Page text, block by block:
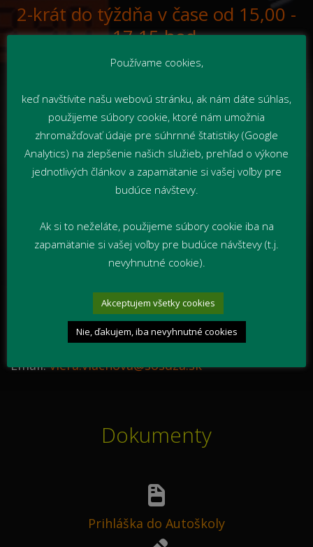
2-krát do týždňa v čase od 15,00 -
17,15 hod.
Praktický výcvik zabezpečujeme na šiestich
Cenník (platné od 01.02.2026):
vodičský kurz skupiny „B“ –650 €(700 €pre
žiakov iných SŠ)
premávky)-10 € + kolok
opravná skúška za VMV (vedenie
motorového vozidla) - 20 € + kolok
kondičná jazda – jedna vyučovacia hod. –
041/202 8850,žiadajte klapku
Viera Vlachová) alebo0910 793 582
07,00 - 15,00 hod.
Email:viera.vlachova@sosdza.sk
Dokumenty
Prihláška do Autoškoly
Používame cookies,
keď navštívite našu webovú stránku, ak nám dáte súhlas,
použijeme súbory cookie, ktoré nám umožnia
zhromažďovať údaje pre súhrnné štatistiky (Google
Analytics) na zlepšenie našich služieb, prehľad o výkone
jednotlivých článkov a zapamätanie si vašej voľby pre
budúce návštevy.
Ak si to neželáte, použijeme súbory cookie iba na
zapamätanie si vašej voľby pre budúce návštevy (t.j.
nevyhnutné cookie).
Akceptujem všetky cookies
Nie, ďakujem, iba nevyhnutné cookies